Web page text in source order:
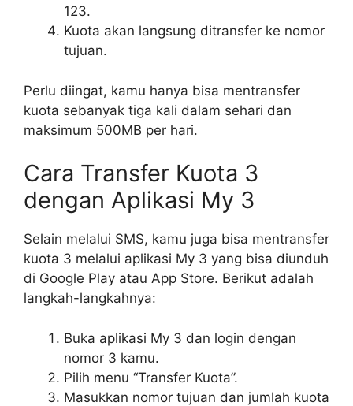
123.
Kuota akan langsung ditransfer ke nomor
tujuan.
Perlu diingat, kamu hanya bisa mentransfer
kuota sebanyak tiga kali dalam sehari dan
maksimum 500MB per hari.
Cara Transfer Kuota 3
dengan Aplikasi My 3
Selain melalui SMS, kamu juga bisa mentransfer
kuota 3 melalui aplikasi My 3 yang bisa diunduh
di Google Play atau App Store. Berikut adalah
langkah-langkahnya:
Buka aplikasi My 3 dan login dengan
nomor 3 kamu.
Pilih menu “Transfer Kuota”.
Masukkan nomor tujuan dan jumlah kuota